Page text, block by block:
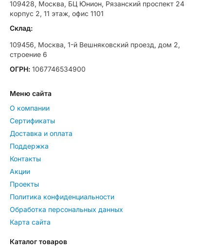
109428, Москва, БЦ Юнион, Рязанский проспект 24
корпус 2, 11 этаж, офис 1101
Склад:
109456, Москва, 1-й Вешняковский проезд, дом 2,
строение 6
ОГРН: 1067746534900
Меню сайта
О компании
Сертификаты
Доставка и оплата
Поддержка
Контакты
Акции
Проекты
Политика конфиденциальности
Обработка персональных данных
Карта сайта
Каталог товаров